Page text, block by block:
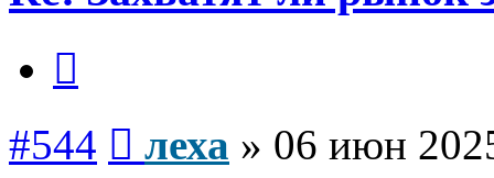
#544 леха » 06 июн